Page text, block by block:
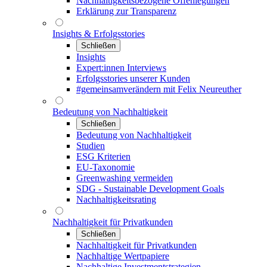
Erklärung zur Transparenz
Insights & Erfolgsstories
Schließen
Insights
Expert:innen Interviews
Erfolgsstories unserer Kunden
#gemeinsamverändern mit Felix Neureuther
Bedeutung von Nachhaltigkeit
Schließen
Bedeutung von Nachhaltigkeit
Studien
ESG Kriterien
EU-Taxonomie
Greenwashing vermeiden
SDG - Sustainable Development Goals
Nachhaltigkeitsrating
Nachhaltigkeit für Privatkunden
Schließen
Nachhaltigkeit für Privatkunden
Nachhaltige Wertpapiere